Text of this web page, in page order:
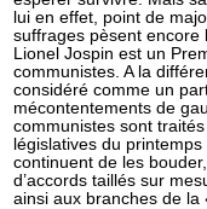
lui en effet, point de
suffrages pèsent encore
Lionel Jospin est un
communistes. A la
considéré comme un
mécontentements de
communistes sont
législatives du
continuent de les
d’accords taillés sur
ainsi aux branches de la